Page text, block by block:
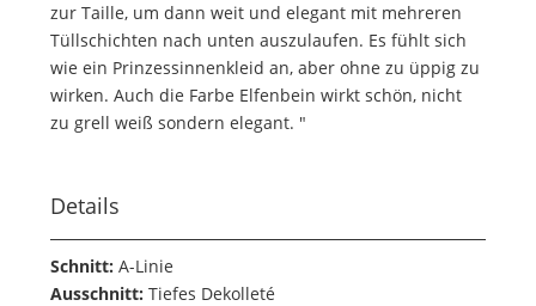
zur Taille, um dann weit und elegant mit mehreren
Tüllschichten nach unten auszulaufen. Es fühlt sich
wie ein Prinzessinnenkleid an, aber ohne zu üppig zu
wirken. Auch die Farbe Elfenbein wirkt schön, nicht
zu grell weiß sondern elegant. "
Details
Schnitt:A-Linie
Ausschnitt:Tiefes Dekolleté